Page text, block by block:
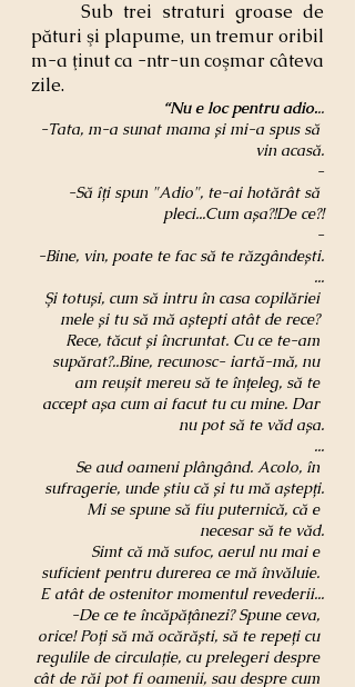
pături şi plapume, un tremur oribil
m-a ţinut ca -ntr-un coşmar câteva
zile.
“Nu e loc pentru adio...
-Tata, m-a sunat mama și mi-a spus să
vin acasă.
-
-Să îți spun "Adio", te-ai hotărât să
pleci...Cum așa?!De ce?!
-
-Bine, vin, poate te fac să te răzgândești.
...
Și totuși, cum să intru în casa copilăriei
mele și tu să mă aștepti atât de rece?
Rece, tăcut și încruntat. Cu ce te-am
supărat?..Bine, recunosc- iartă-mă, nu
am reușit mereu să te înțeleg, să te
accept așa cum ai facut tu cu mine. Dar
nu pot să te văd așa.
...
Se aud oameni plângând. Acolo, în
sufragerie, unde știu că și tu mă aștepți.
Mi se spune să fiu puternică, că e
necesar să te văd.
Simt că mă sufoc, aerul nu mai e
suficient pentru durerea ce mă învăluie.
E atât de ostenitor momentul revederii...
-De ce te încăpățânezi? Spune ceva,
orice! Poți să mă ocărăști, să te repeți cu
regulile de circulație, cu prelegeri despre
cât de răi pot fi oamenii, sau despre cum